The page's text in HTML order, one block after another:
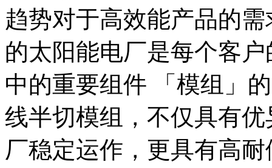
趋势对于高效能产品的需
的太阳能电厂是每个客
中的重要组件 「模组」
线半切模组，不仅具有
厂稳定运作，更具有高